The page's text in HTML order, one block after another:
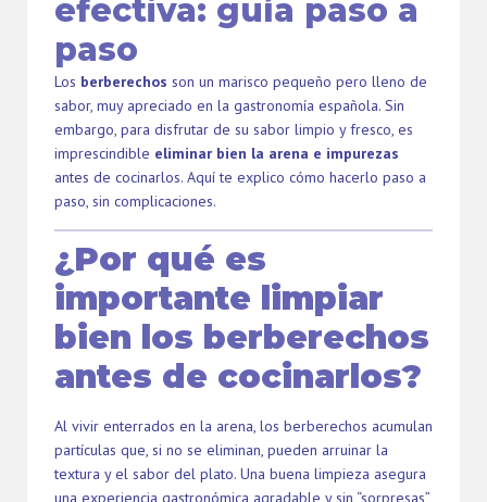
efectiva: guía paso a
paso
Los berberechos son un marisco pequeño pero lleno de
sabor, muy apreciado en la gastronomía española. Sin
embargo, para disfrutar de su sabor limpio y fresco, es
imprescindible eliminar bien la arena e impurezas
antes de cocinarlos. Aquí te explico cómo hacerlo paso a
paso, sin complicaciones.
¿Por qué es
importante limpiar
bien los berberechos
antes de cocinarlos?
Al vivir enterrados en la arena, los berberechos acumulan
partículas que, si no se eliminan, pueden arruinar la
textura y el sabor del plato. Una buena limpieza asegura
una experiencia gastronómica agradable y sin “sorpresas”